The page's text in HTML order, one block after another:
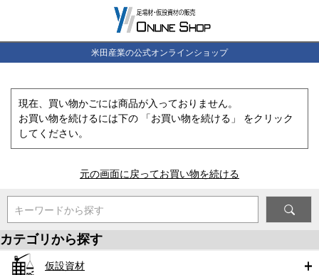
米田産業の公式オンラインショップ
現在、買い物かごには商品が入っておりません。
お買い物を続けるには下の 「お買い物を続ける」 をクリック
してください。
元の画面に戻ってお買い物を続ける
キーワードから探す
カテゴリから探す
仮設資材